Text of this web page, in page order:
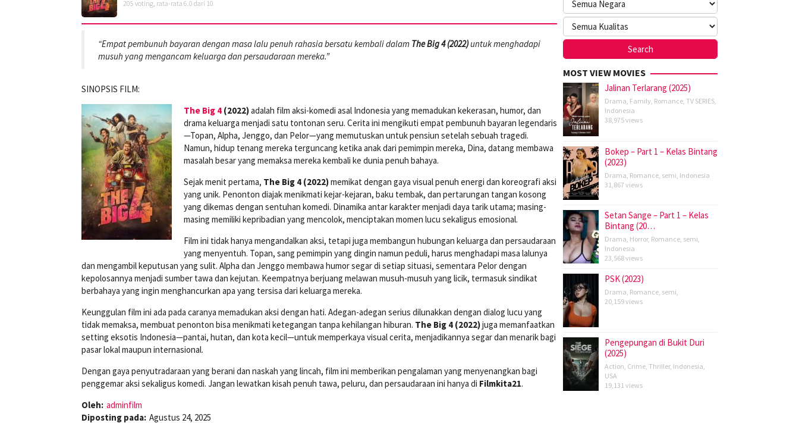
205 voting, rata-rata 6.0 dari 10
“Empat pembunuh bayaran dengan masa lalu penuh rahasia bersatu kembali dalam The Big 4 (2022)untuk menghadapi
musuh yang mengancam keluarga dan persaudaraan mereka.”
SINOPSIS FILM:
The Big 4 (2022)adalah film aksi-komedi asal Indonesia yang memadukan kekerasan, humor, dan
drama keluarga menjadi satu tontonan seru. Cerita ini mengikuti empat pembunuh bayaran legendaris
—Topan, Alpha, Jenggo, dan Pelor—yang memutuskan untuk pensiun setelah sebuah tragedi.
Namun, hidup tenang mereka terguncang ketika anak dari pemimpin mereka, Dina, datang membawa
masalah besar yang memaksa mereka kembali ke dunia penuh bahaya.
Sejak menit pertama, The Big 4 (2022)memikat dengan gaya visual penuh energi dan koreografi aksi
yang unik. Penonton diajak menikmati kejar-kejaran, baku tembak, dan pertarungan tangan kosong
yang dikemas dengan sentuhan komedi. Dinamika antar karakter menjadi daya tarik utama; masing-
masing memiliki kepribadian yang mencolok, menciptakan momen lucu sekaligus emosional.
Film ini tidak hanya mengandalkan aksi, tetapi juga membangun hubungan keluarga dan persaudaraan
yang menyentuh. Topan, sang pemimpin yang dingin namun peduli, harus menghadapi masa lalunya
dan mengambil keputusan yang sulit. Alpha dan Jenggo membawa humor segar di setiap situasi, sementara Pelor dengan
kepolosannya menjadi sumber tawa dan kejutan. Keempatnya berjuang melawan musuh-musuh yang licik, termasuk sindikat
berbahaya yang ingin menghancurkan apa yang tersisa dari keluarga mereka.
Keunggulan film ini ada pada caranya memadukan aksi dengan hati. Adegan-adegan serius dilunakkan dengan dialog lucu yang
tidak memaksa, membuat penonton bisa menikmati ketegangan tanpa kehilangan hiburan. The Big 4 (2022)juga memanfaatkan
setting eksotis Indonesia—pantai, hutan, dan kota kecil—untuk memperkaya visual cerita, menjadikannya segar dan menarik bagi
pasar lokal maupun internasional.
Dengan gaya penyutradaraan yang berani dan naskah yang lincah, film ini memberikan pengalaman yang menyenangkan bagi
penggemar aksi sekaligus komedi. Jangan lewatkan kisah penuh tawa, peluru, dan persaudaraan ini hanya di Filmkita21.
Oleh: adminfilm
Diposting pada: Agustus 24, 2025
MOST VIEW MOVIES
Jalinan Terlarang (2025)
Drama, Family, Romance, TV SERIES,
Indonesia
38,975 views
Bokep – Part 1 – Kelas Bintang
(2023)
Drama, Romance, semi, Indonesia
31,867 views
Setan Sange – Part 1 – Kelas
Bintang (20…
Drama, Horror, Romance, semi,
Indonesia
23,568 views
PSK (2023)
Drama, Romance, semi,
20,159 views
Pengepungan di Bukit Duri
(2025)
Action, Crime, Thriller, Indonesia,
USA
19,131 views